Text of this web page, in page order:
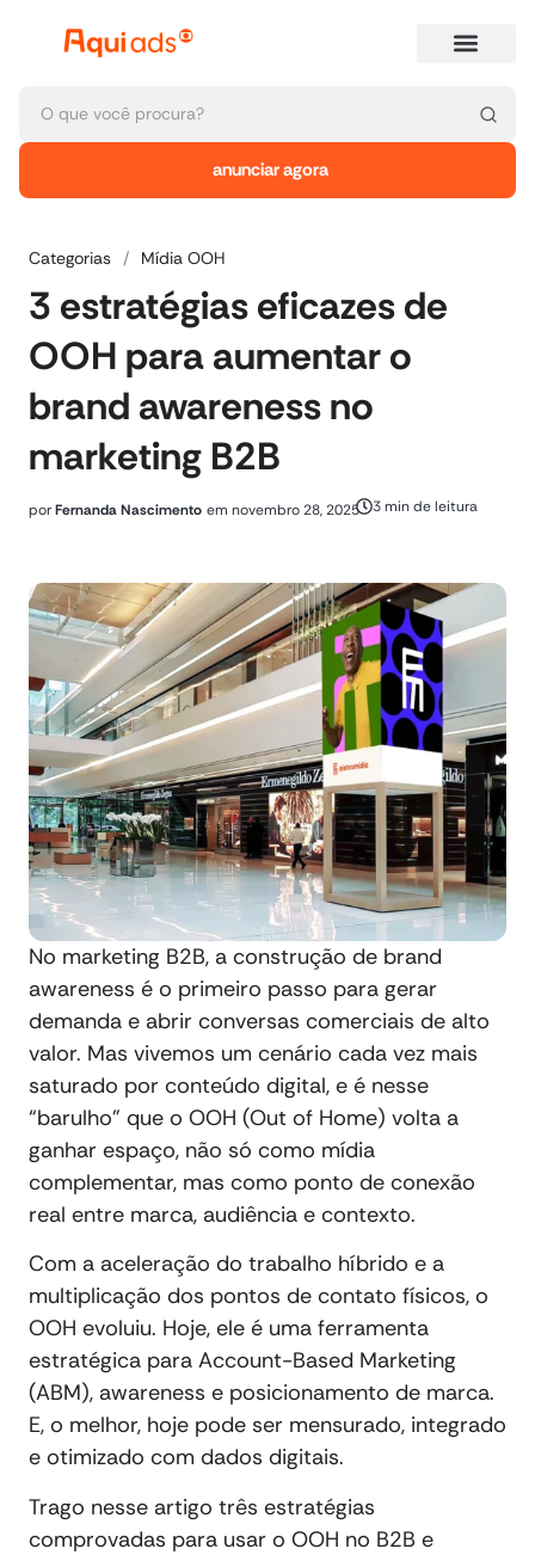
anunciar agora
Categorias / Mídia OOH
3 estratégias eficazes de
OOH para aumentar o
brand awareness no
marketing B2B
porFernanda Nascimento em novembro 28, 2025 3 min de leitura
No marketing B2B, a construção de brand
awareness é o primeiro passo para gerar
demanda e abrir conversas comerciais de alto
valor. Mas vivemos um cenário cada vez mais
saturado por conteúdo digital, e é nesse
“barulho” que o OOH (Out of Home) volta a
ganhar espaço, não só como mídia
complementar, mas como ponto de conexão
real entre marca, audiência e contexto.
Com a aceleração do trabalho híbrido e a
multiplicação dos pontos de contato físicos, o
OOH evoluiu. Hoje, ele é uma ferramenta
estratégica para Account-Based Marketing
(ABM), awareness e posicionamento de marca.
E, o melhor, hoje pode ser mensurado, integrado
e otimizado com dados digitais.
Trago nesse artigo três estratégias
comprovadas para usar o OOH no B2B e